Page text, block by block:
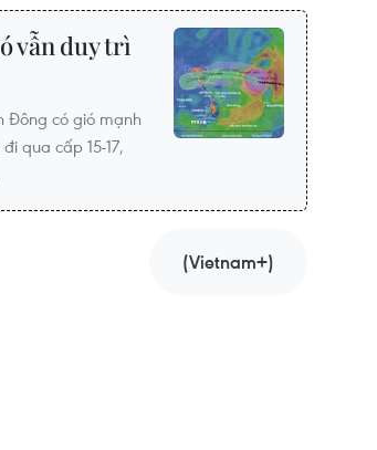
vẫn duy trì
Đông có gió mạnh
qua cấp 15-17,
(Vietnam+)